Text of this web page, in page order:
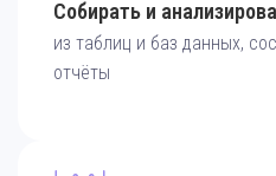
Собирать и
из таблиц и баз данных,
отчёты